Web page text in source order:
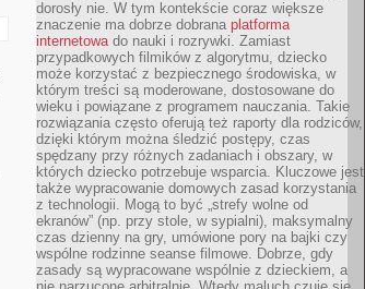
dorosły nie. W tym kontekście coraz większe
znaczenie ma dobrze dobrana platforma
internetowado nauki i rozrywki. Zamiast
przypadkowych filmików z algorytmu, dziecko
może korzystać z bezpiecznego środowiska, w
którym treści są moderowane, dostosowane do
wieku i powiązane z programem nauczania. Takie
rozwiązania często oferują też raporty dla rodziców,
dzięki którym można śledzić postępy, czas
spędzany przy różnych zadaniach i obszary, w
których dziecko potrzebuje wsparcia. Kluczowe jest
także wypracowanie domowych zasad korzystania
z technologii. Mogą to być „strefy wolne od
ekranów” (np. przy stole, w sypialni), maksymalny
czas dzienny na gry, umówione pory na bajki czy
wspólne rodzinne seanse filmowe. Dobrze, gdy
zasady są wypracowane wspólnie z dzieckiem, a